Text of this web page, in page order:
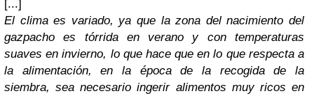
[...]
El clima es variado, ya que la zona del nacimiento del
gazpacho es tórrida en verano y con temperaturas
suaves en invierno, lo que hace que en lo que respecta a
la alimentación, en la época de la recogida de la
siembra, sea necesario ingerir alimentos muy ricos en